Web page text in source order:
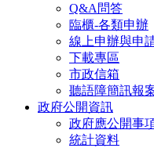
Q&A問答
臨櫃-各類申辦
線上申辦與申
下載專區
市政信箱
聽語障簡訊報
政府公開資訊
政府應公開事
統計資料